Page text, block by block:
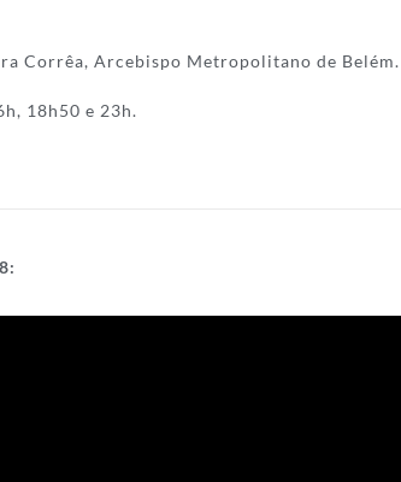
Corrêa, Arcebispo Metropolitano de Belém.
18h50 e 23h.